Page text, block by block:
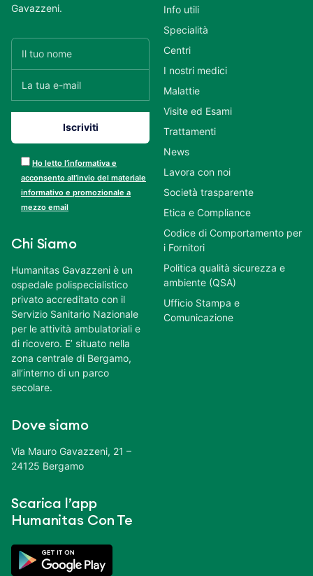
Gavazzeni.
Ho letto l’informativa e
acconsento all’invio del materiale
informativo e promozionale a
mezzo email
Chi Siamo
Humanitas Gavazzeni è un
ospedale polispecialistico
privato accreditato con il
Servizio Sanitario Nazionale
per le attività ambulatoriali e
di ricovero. E’ situato nella
zona centrale di Bergamo,
all’interno di un parco
secolare.
Dove siamo
Via Mauro Gavazzeni, 21 –
24125 Bergamo
Scarica l’app
Humanitas Con Te
Info utili
Specialità
Centri
I nostri medici
Malattie
Visite ed Esami
Trattamenti
News
Lavora con noi
Società trasparente
Etica e Compliance
Codice di Comportamento per
i Fornitori
Politica qualità sicurezza e
ambiente (QSA)
Ufficio Stampa e
Comunicazione